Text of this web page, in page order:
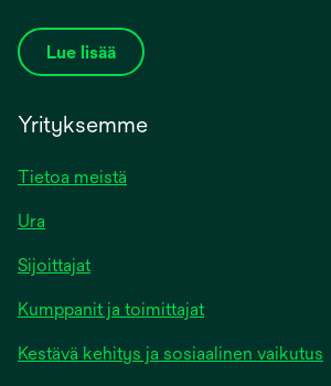
Lue lisää
Yrityksemme
Tietoa meistä
Ura
Sijoittajat
Kumppanit ja toimittajat
Kestävä kehitys ja sosiaalinen vaikutus